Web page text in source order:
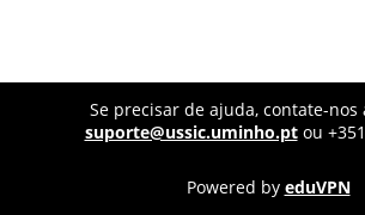
Se precisar de ajuda, contate-nos
suporte@ussic.uminho.ptou
Powered by eduVPN